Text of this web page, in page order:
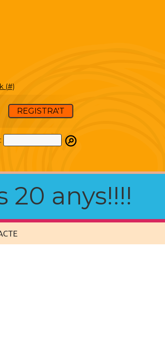
(#)
REGISTRA'T
20 anys!!!!